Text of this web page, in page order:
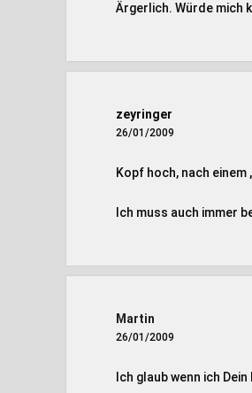
Ärgerlich. Würde mich
zeyringer
26/01/2009
Kopf hoch, nach einem
Ich muss auch immer
Martin
26/01/2009
Ich glaub wenn ich